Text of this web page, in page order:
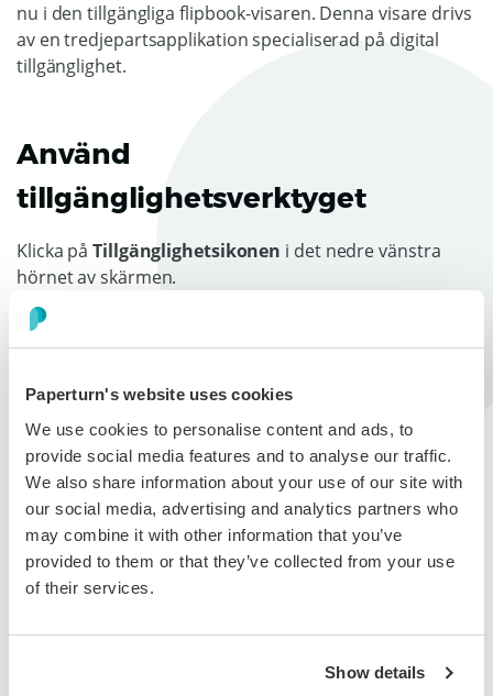
Paperturn's website uses cookies
We use cookies to personalise content and ads, to
provide social media features and to analyse our traffic.
We also share information about your use of our site with
our social media, advertising and analytics partners who
may combine it with other information that you’ve
provided to them or that they’ve collected from your use
of their services.
Show details
nu i den tillgängliga flipbook-visaren. Denna visare drivs
av en tredjepartsapplikation specialiserad på digital
tillgänglighet.
Använd
tillgänglighetsverktyget
Klicka påTillgänglighetsikonen i det nedre vänstra
hörnet av skärmen.
Detta öppnar Tillgänglighetsgränssnittet, där du kan:
Välja en fördefinierad tillgänglighetsprofil
Justera teckenstorlek, färgkontrast, markör,
avstånd och mer manuellt
Avsluta den tillgängliga visaren